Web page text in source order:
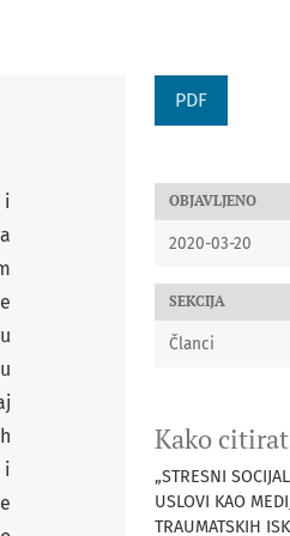
PDF
OBJAVLJENO
2020-03-20
SEKCIJA
Članci
Kako
„STRESNI
USLOVI KAO
TRAUMATSKIH
i
i